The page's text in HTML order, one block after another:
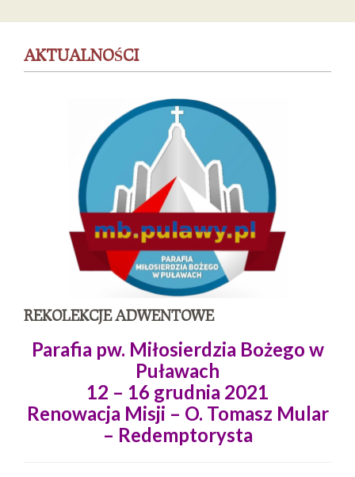
AKTUALNOŚCI
REKOLEKCJE ADWENTOWE
Parafia pw. Miłosierdzia Bożego w
Puławach
12 – 16 grudnia 2021
Renowacja Misji – O. Tomasz Mular
– Redemptorysta